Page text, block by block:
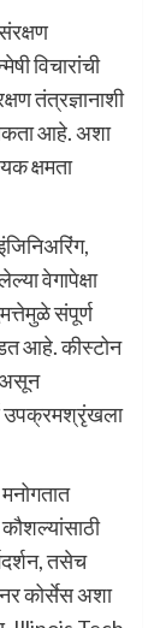
विचारांची
तंत्रज्ञानाशी
आहे. अशा
क्षमता
वेगापेक्षा
संपूर्ण
आहे. कीस्टोन
असून
उपक्रमश्रृंखला
तसेच
कोर्सेस अशा